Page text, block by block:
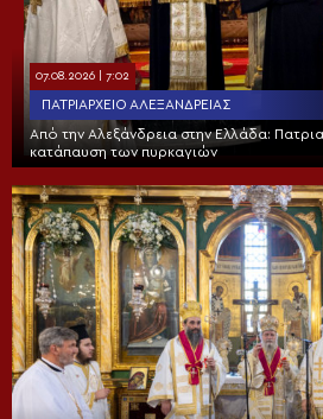
07.08.2026 | 7:02
ΠΑΤΡΙΑΡΧΕΊΟ ΑΛΕΞΑΝΔΡΕΊΑΣ
Από την Αλεξάνδρεια στην Ελλάδα:
κατάπαυση των πυρκαγιών